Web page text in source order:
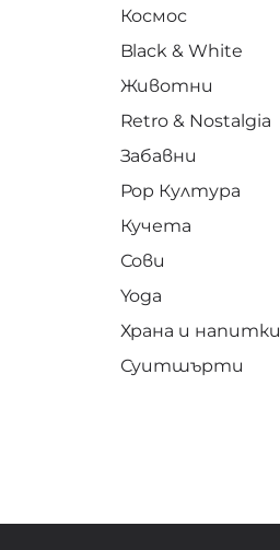
Космос
Black & White
Животни
Retro & Nostalgia
Забавни
Pop Култура
Кучета
Сови
Yoga
Храна и напитки
Суитшърти